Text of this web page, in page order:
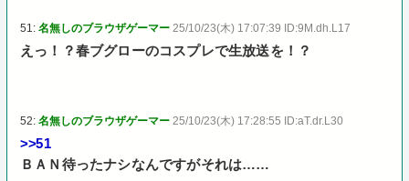
51:名無しのブラウザゲーマー 25/10/23(木) 17:07:39 ID:9M.dh.L17
えっ！？春ブグローのコスプレで生放送を！？
52:名無しのブラウザゲーマー 25/10/23(木) 17:28:55 ID:aT.dr.L30
>>51
ＢＡＮ待ったナシなんですがそれは……